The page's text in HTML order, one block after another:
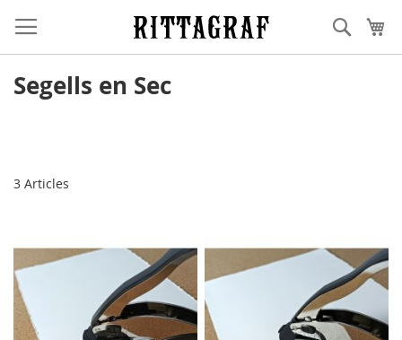
to
Cerca
Segells en Sec
3 Articles